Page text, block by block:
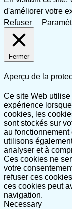
d'améliorer votre
Refuser
Fermer
Aperçu de la
Ce site Web
expérience
cookies, les
sont stockés sur
au fonctionnement
utilisons
analyser et à
Ces cookies ne
votre
refuser ces
ces cookies peut
navigation.
Necessary